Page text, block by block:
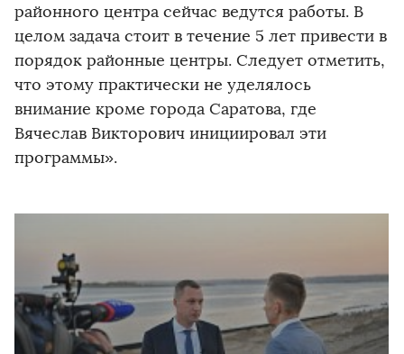
районного центра сейчас ведутся работы. В
целом задача стоит в течение 5 лет привести в
порядок районные центры. Следует отметить,
что этому практически не уделялось
внимание кроме города Саратова, где
Вячеслав Викторович инициировал эти
программы».